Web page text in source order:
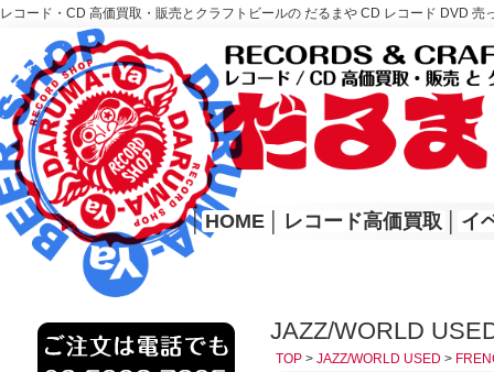
レコード・CD 高価買取・販売とクラフトビールの だるまや CD レコード DVD
レコード高価買取はこちら
HOME
│ HOME レコード高価買取 イ
JAZZ/WORLD
TOP > JAZZ/WORLD USED >